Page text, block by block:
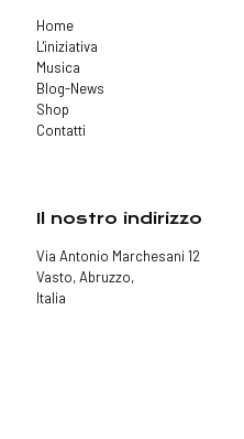
Home
L'iniziativa
Musica
Blog-News
Shop
Contatti
Il nostro indirizzo
Via Antonio Marchesani 12
Vasto, Abruzzo,
Italia